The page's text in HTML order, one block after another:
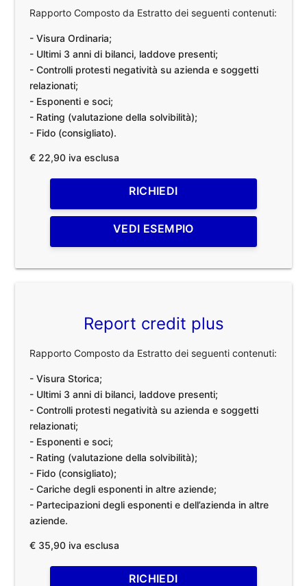
Rapporto Composto da Estratto dei seguenti contenuti:
- Visura Ordinaria;
- Ultimi 3 anni di bilanci, laddove presenti;
- Controlli protesti negatività su azienda e soggetti
relazionati;
- Esponenti e soci;
- Rating (valutazione della solvibilità);
- Fido (consigliato).
€ 22,90 iva esclusa
RICHIEDI
VEDI ESEMPIO
Report credit plus
Rapporto Composto da Estratto dei seguenti contenuti:
- Visura Storica;
- Ultimi 3 anni di bilanci, laddove presenti;
- Controlli protesti negatività su azienda e soggetti
relazionati;
- Esponenti e soci;
- Rating (valutazione della solvibilità);
- Fido (consigliato);
- Cariche degli esponenti in altre aziende;
- Partecipazioni degli esponenti e dell’azienda in altre
aziende.
€ 35,90 iva esclusa
RICHIEDI